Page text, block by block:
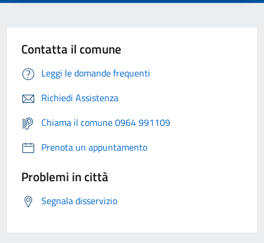
Contatta il comune
Leggi le domande frequenti
Richiedi Assistenza
Chiama il comune 0964 991109
Prenota un appuntamento
Problemi in città
Segnala disservizio